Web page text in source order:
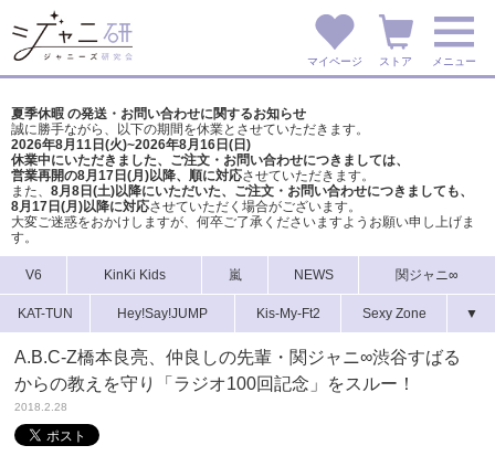
マイページ ストア メニュー
夏季休暇 の発送・お問い合わせに関するお知らせ
誠に勝手ながら、以下の期間を休業とさせていただきます。
2026年8月11日(火)~2026年8月16日(日)
休業中にいただきました、ご注文・お問い合わせにつきましては、
営業再開の8月17日(月)以降、順に対応させていただきます。
また、 8月8日(土)以降にいただいた、ご注文・ お問い合わせにつきましても、
8月17日(月)以降に対応させていただく場合がございます。
大変ご迷惑をおかけしますが、 何卒ご了承くださいますようお願い申し上げま
す。
V6 KinKi Kids 嵐 NEWS 関ジャニ∞
KAT-TUN Hey!Say!JUMP Kis-My-Ft2 Sexy Zone ▼
A.B.C-Z橋本良亮、仲良しの先輩・関ジャニ∞渋谷すばる
からの教えを守り「ラジオ100回記念」をスルー！
2018.2.28